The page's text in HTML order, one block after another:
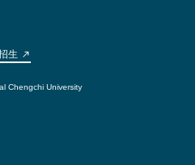
生
Chengchi University